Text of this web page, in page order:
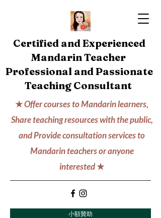
Certified and Experienced
Mandarin Teacher
Professional and Passionate
Teaching Consultant
★Offer courses to Mandarin learners,
Share teaching resources with the public,
and Provide consultation services to
Mandarin teachers or anyone
interested★
小額贊助